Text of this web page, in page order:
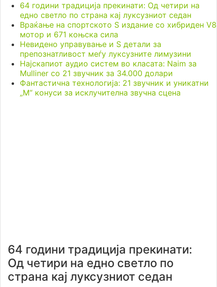
64 години традиција прекинати: Од четири на
едно светло по страна кај луксузниот седан
Враќање на спортското S издание со хибриден V8
мотор и 671 коњска сила
Невидено управување и S детали за
препознатливост меѓу луксузните лимузини
Најскапиот аудио систем во класата: Naim за
Mulliner со 21 звучник за 34.000 долари
Фантастична технологија: 21 звучник и уникатни
„M“ конуси за исклучителна звучна сцена
64 години традиција прекинати:
Од четири на едно светло по
страна кај луксузниот седан